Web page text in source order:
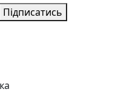
Підписатись